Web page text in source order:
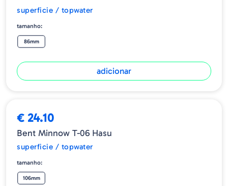
superficie / topwater
tamanho:
86mm
adicionar
€ 24.10
Bent Minnow T-06 Hasu
superficie / topwater
tamanho:
106mm